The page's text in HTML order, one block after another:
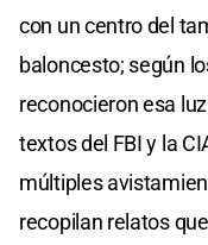
con un centro del
baloncesto; según
reconocieron esa
textos del FBI y la
múltiples
recopilan relatos